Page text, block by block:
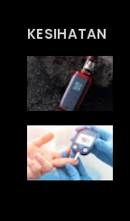
KESIHATAN